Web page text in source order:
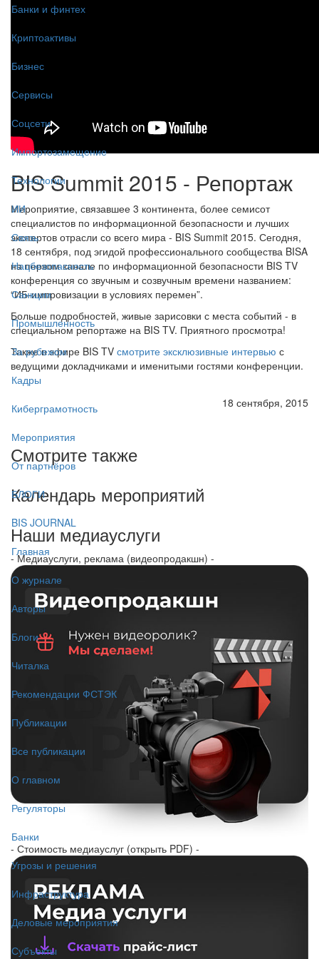
Банки и финтех
Криптоактивы
Бизнес
Сервисы
Соцсети
Импортозамещение
Технологии
ИИ
Связь
Нацбезопасность
Санкции
Промышленность
За рубежом
Кадры
Киберграмотность
Мероприятия
От партнёров
БЛОГИ
BIS JOURNAL
Главная
О журнале
Авторы
Блоги
Читалка
Рекомендации ФСТЭК
Публикации
Все публикации
О главном
Регуляторы
Банки
Угрозы и решения
Инфраструктура
Деловые мероприятия
Субъекты
BIS Summit 2015 - Репортаж
Мероприятие, связавшее 3 континента, более семисот
специалистов по информационной безопасности и лучших
экспертов отрасли со всего мира - BIS Summit 2015. Сегодня,
18 сентября, под эгидой профессионального сообщества BISA
на первом канале по информационной безопасности BIS TV
конференция со звучным и созвучным времени названием:
“ИБ-импровизации в условиях перемен”.
Больше подробностей, живые зарисовки с места событий - в
специальном репортаже на BIS TV. Приятного просмотра!
Также в эфире BIS TV смотрите эксклюзивные интервью с
ведущими докладчиками и именитыми гостями конференции.
18 сентября, 2015
Смотрите также
Календарь мероприятий
Наши медиауслуги
- Медиауслуги, реклама (видеопродакшн) -
- Стоимость медиауслуг (открыть PDF) -